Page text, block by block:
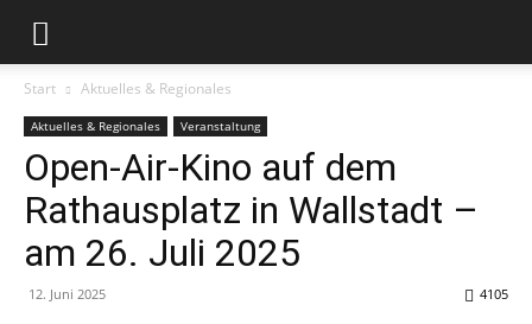
Start Aktuelles & Regionales
Aktuelles & Regionales Veranstaltung
Open-Air-Kino auf dem
Rathausplatz in Wallstadt –
am 26. Juli 2025
12. Juni 2025 4105